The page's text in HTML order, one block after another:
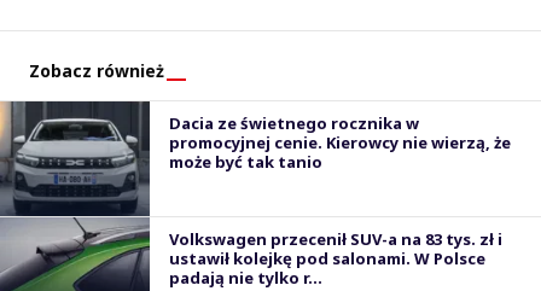
Zobacz również
Dacia ze świetnego rocznika w
promocyjnej cenie. Kierowcy nie wierzą, że
może być tak tanio
Volkswagen przecenił SUV-a na 83 tys. zł i
ustawił kolejkę pod salonami. W Polsce
padają nie tylko r...